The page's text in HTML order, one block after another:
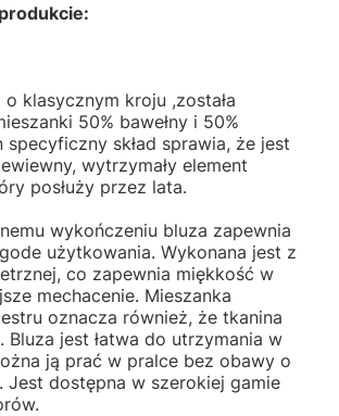
o klasycznym kroju ,została
50% bawełny i 50%
skład sprawia, że jest
wytrzymały element
posłuży przez lata.
wykończeniu bluza zapewnia
użytkowania. Wykonana jest z
co zapewnia miękkość w
mechacenie. Mieszanka
oznacza również, że tkanina
Bluza jest łatwa do utrzymania w
ją prać w pralce bez obawy o
Jest dostępna w szerokiej gamie